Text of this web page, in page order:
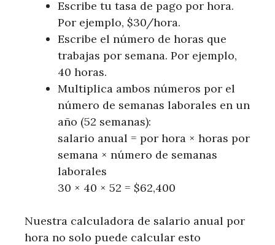
Escribe tu tasa de pago por hora.
Por ejemplo, $30/hora.
Escribe el número de horas que
trabajas por semana. Por ejemplo,
40 horas.
Multiplica ambos números por el
número de semanas laborales en un
año (52 semanas):
salario anual = por hora × horas por
semana × número de semanas
laborales
30 × 40 × 52 = $62,400
Nuestra calculadora de salario anual por
hora no solo puede calcular esto